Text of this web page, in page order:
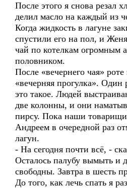
После этого я снова резал
делил масло на каждый из
Когда жидкость в лагуне
спустили его на пол, и
чай по котелкам огромным
половником.
После «вечернего чая» роте
«вечерняя прогулка». Один
это такое. Людей
две колонны, и они
пирсу. Пока наши
Андреем в очередной раз
лагун.
- На сегодня почти всё, -
Осталось палубу вымыть и
свободны. Завтра в шесть
До того, как лечь спать я